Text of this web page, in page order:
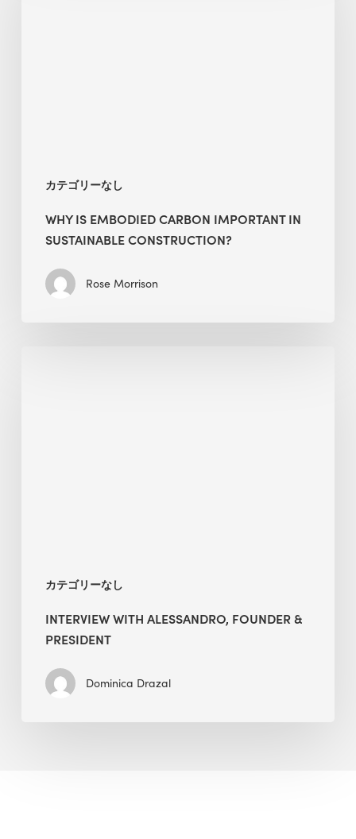
カテゴリーなし
WHY IS EMBODIED CARBON IMPORTANT IN
SUSTAINABLE CONSTRUCTION?
Rose Morrison
カテゴリーなし
INTERVIEW WITH ALESSANDRO, FOUNDER &
PRESIDENT
Dominica Drazal